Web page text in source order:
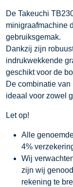
De Takeuchi
minigraafmachine
gebruiksgemak.
Dankzij zijn
indrukwekkende
geschikt voor de
De combinatie
ideaal voor zowel
Let op!
Alle
4%
Wij
zijn wij
rekening te